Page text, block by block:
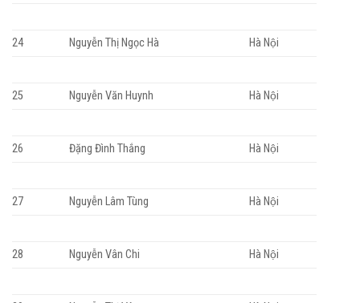
24 Nguyễn Thị Ngọc Hà Hà Nội
25 Nguyễn Văn Huynh Hà Nội
26 Đặng Đình Thắng Hà Nội
27 Nguyễn Lâm Tùng Hà Nội
28 Nguyễn Vân Chi Hà Nội